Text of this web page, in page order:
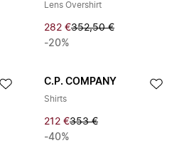
Lens Overshirt
282 €352,50 €
-20%
C.P. COMPANY
Shirts
212 €353 €
-40%